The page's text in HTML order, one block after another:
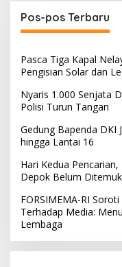
Pos-pos Terbaru
Pasca Tiga Kapal
Pengisian Solar dan
Nyaris 1.000 Senjata
Polisi Turun Tangan
Gedung Bapenda DKI
hingga Lantai 16
Hari Kedua
Depok Belum
FORSIMEMA-RI
Terhadap Media:
Lembaga